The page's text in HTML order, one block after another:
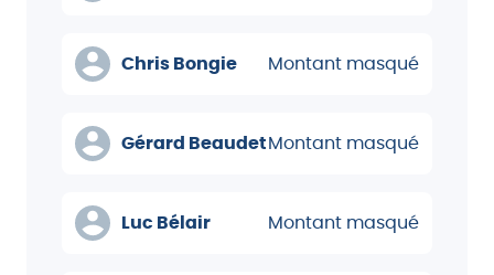
Chris Bongie Montant masqué
Gérard Beaudet Montant masqué
Luc Bélair Montant masqué